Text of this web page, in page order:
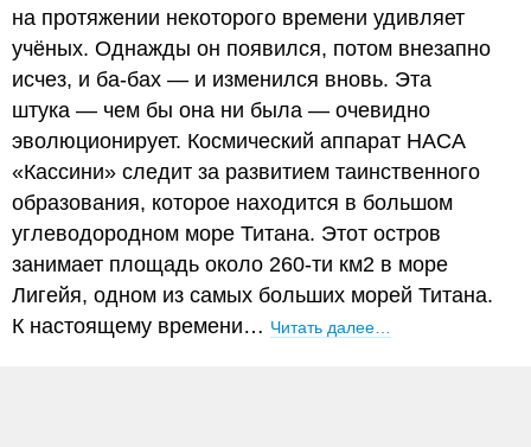
на протяжении некоторого времени удивляет
учёных. Однажды он появился, потом внезапно
исчез, и ба-бах — и изменился вновь. Эта
штука — чем бы она ни была — очевидно
эволюционирует. Космический аппарат НАСА
«Кассини» следит за развитием таинственного
образования, которое находится в большом
углеводородном море Титана. Этот остров
занимает площадь около 260-ти км2 в море
Лигейя, одном из самых больших морей Титана.
К настоящему времени… Читать далее…